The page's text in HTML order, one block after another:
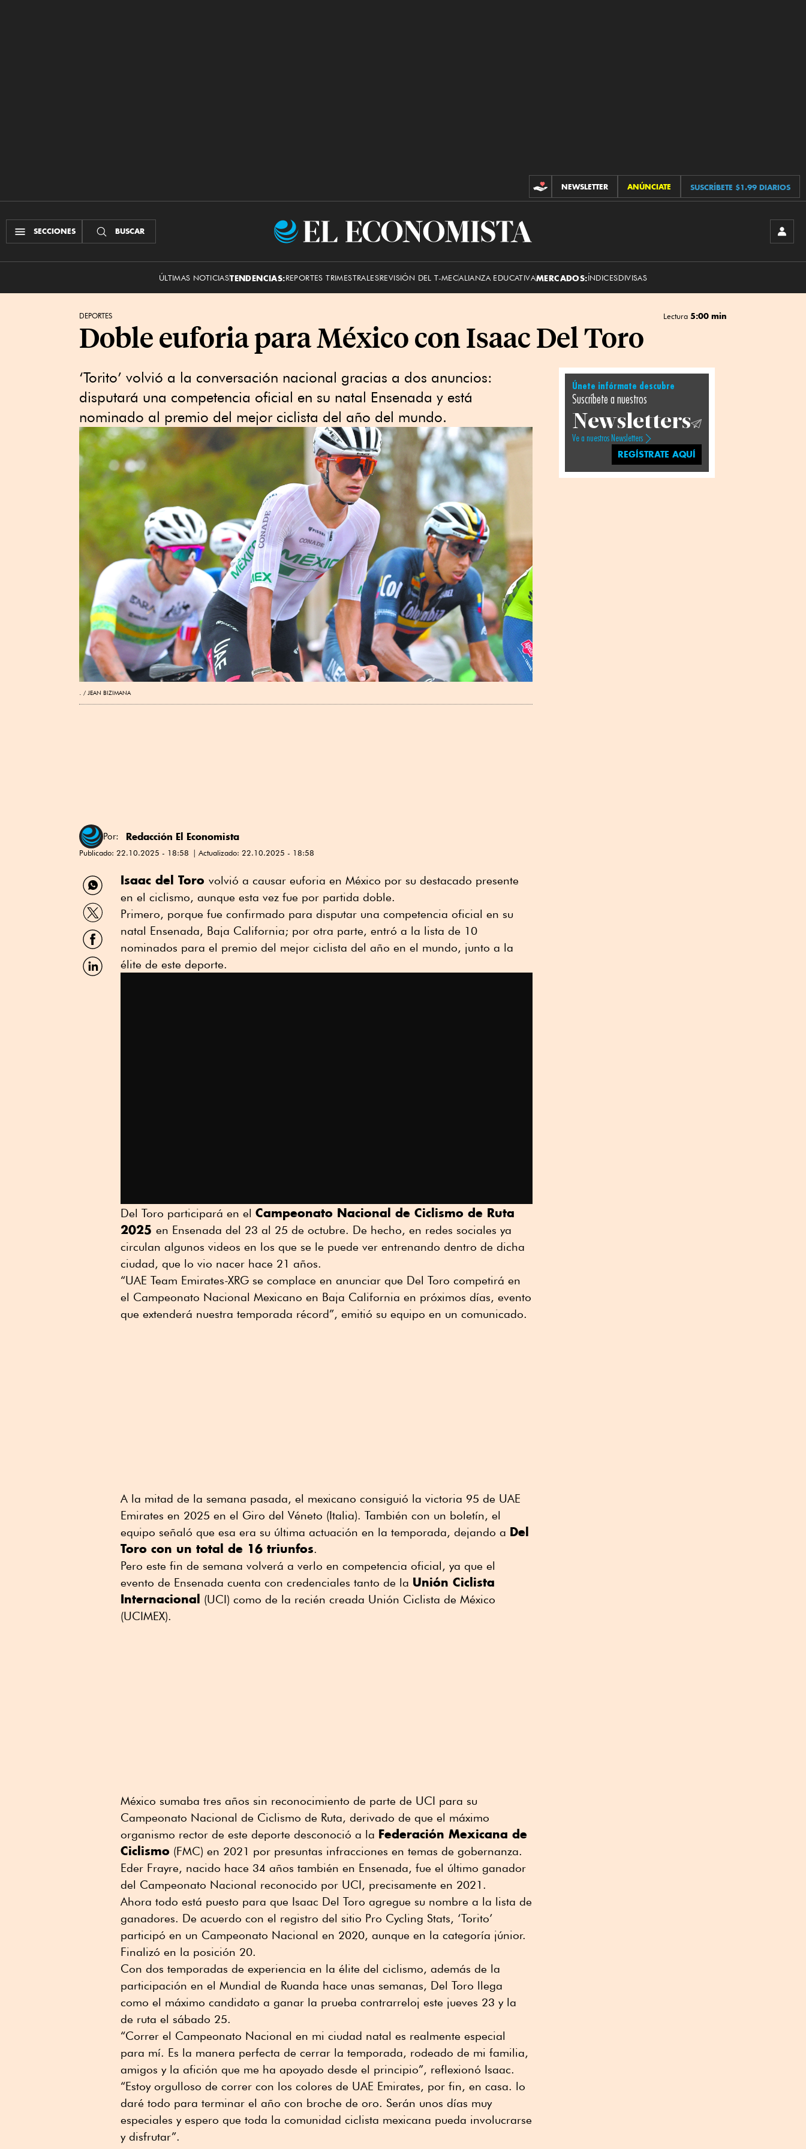
CONTRIBUCIONES
NEWSLETTER ANÚNCIATE SUSCRÍBETE $1.99 DIARIOS
SECCIONES BUSCAR
El
ÚLTIMAS NOTICIASTENDENCIAS:REPORTES TRIMESTRALESREVISIÓN DEL T-MECALIANZA EDUCATIVAMERCADOS:ÍNDICESDIVISAS
DEPORTES Lectura 5:00 min
Doble euforia para México con Isaac Del Toro
‘Torito’ volvió a la conversación nacional gracias a dos anuncios:
disputará una competencia oficial en su natal Ensenada y está
nominado al premio del mejor ciclista del año del mundo.
. JEAN BIZIMANA
Por: Redacción El Economista
Publicado: 22.10.2025 - 18:58 Actualizado: 22.10.2025 - 18:58
Compartir
por
WhatsApp
Compartir
por
Twitter
Compartir
por
Facebook
Compartir
por
Isaac del Toro volvió a causar euforia en México por su destacado presente
en el ciclismo, aunque esta vez fue por partida doble.
Primero, porque fue confirmado para disputar una competencia oficial en su
natal Ensenada, Baja California; por otra parte, entró a la lista de 10
nominados para el premio del mejor ciclista del año en el mundo, junto a la
élite de este deporte.
Del Toro participará en el Campeonato Nacional de Ciclismo de Ruta
2025 en Ensenada del 23 al 25 de octubre. De hecho, en redes sociales ya
circulan algunos videos en los que se le puede ver entrenando dentro de dicha
ciudad, que lo vio nacer hace 21 años.
“UAE Team Emirates-XRG se complace en anunciar que Del Toro competirá en
el Campeonato Nacional Mexicano en Baja California en próximos días, evento
que extenderá nuestra temporada récord”, emitió su equipo en un comunicado.
A la mitad de la semana pasada, el mexicano consiguió la victoria 95 de UAE
Emirates en 2025 en el Giro del Véneto (Italia). También con un boletín, el
equipo señaló que esa era su última actuación en la temporada, dejando a Del
Toro con un total de 16 triunfos.
Pero este fin de semana volverá a verlo en competencia oficial, ya que el
evento de Ensenada cuenta con credenciales tanto de la Unión Ciclista
Internacional (UCI) como de la recién creada Unión Ciclista de México
(UCIMEX).
México sumaba tres años sin reconocimiento de parte de UCI para su
Campeonato Nacional de Ciclismo de Ruta, derivado de que el máximo
organismo rector de este deporte desconoció a la Federación Mexicana de
Ciclismo (FMC) en 2021 por presuntas infracciones en temas de gobernanza.
Eder Frayre, nacido hace 34 años también en Ensenada, fue el último ganador
del Campeonato Nacional reconocido por UCI, precisamente en 2021.
Ahora todo está puesto para que Isaac Del Toro agregue su nombre a la lista de
ganadores. De acuerdo con el registro del sitio Pro Cycling Stats, ‘Torito’
participó en un Campeonato Nacional en 2020, aunque en la categoría júnior.
Finalizó en la posición 20.
Con dos temporadas de experiencia en la élite del ciclismo, además de la
participación en el Mundial de Ruanda hace unas semanas, Del Toro llega
como el máximo candidato a ganar la prueba contrarreloj este jueves 23 y la
de ruta el sábado 25.
“Correr el Campeonato Nacional en mi ciudad natal es realmente especial
para mí. Es la manera perfecta de cerrar la temporada, rodeado de mi familia,
amigos y la afición que me ha apoyado desde el principio”, reflexionó Isaac.
“Estoy orgulloso de correr con los colores de UAE Emirates, por fin, en casa. lo
daré todo para terminar el año con broche de oro. Serán unos días muy
especiales y espero que toda la comunidad ciclista mexicana pueda involucrarse
y disfrutar”.
Únete infórmate descubre
Suscríbete a nuestros
Newsletters
Ve a nuestros Newsletters
REGÍSTRATE AQUÍ